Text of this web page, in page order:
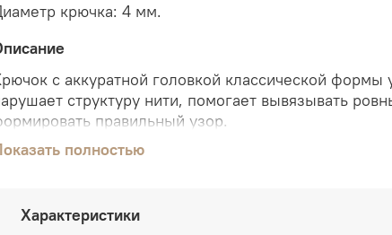
крючка: 4 мм.
с аккуратной головкой классической формы
структуру нити, помогает вывязывать
правильный узор.
крючка до 6-го номера - алюминий, с 6-го
например, салфетки, летние топы и шляпы,
полностью
Характеристики